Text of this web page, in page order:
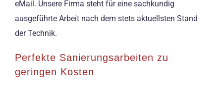
eMail. Unsere Firma steht für eine sachkundig
ausgeführte Arbeit nach dem stets aktuellsten Stand
der Technik.
Perfekte Sanierungsarbeiten zu
geringen Kosten